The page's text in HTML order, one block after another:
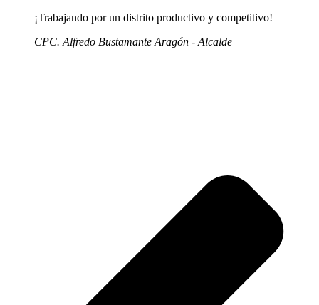
¡Trabajando por un distrito productivo y competitivo!
CPC. Alfredo Bustamante Aragón - Alcalde